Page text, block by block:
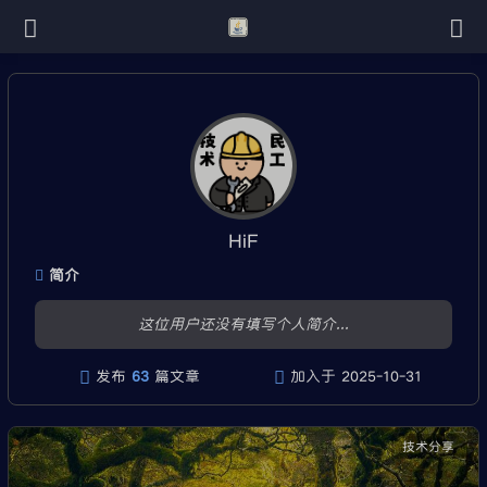
HiF
简介
这位用户还没有填写个人简介...
发布 63篇文章 加入于 2025-10-31
技术分享